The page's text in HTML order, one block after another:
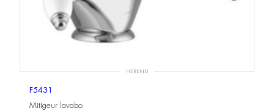
HEREND
F5431
Mitigeur lavabo